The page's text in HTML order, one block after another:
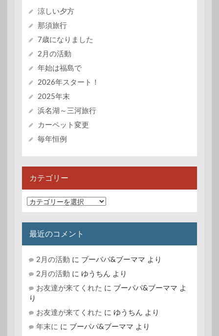
涼しい夕方
那須旅行
7歳になりました
2月の活動
年始は福島で
2026年スタート！
2025年末
浜名湖～三河旅行
カーペット変更
毎年恒例
カテゴリー
カ
テ
リ
最近のコメント
2月の活動 に ブーパパ&ブーママ より
2月の活動 に ゆうちん より
お友達が来てくれた に ブーパパ&ブーママ よ
り
お友達が来てくれた に ゆうちん より
年末に に ブーパパ&ブーママ より